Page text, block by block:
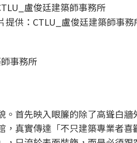
供：CTLU_盧俊廷建築師事務
事務所
首先映入眼簾的除了高聳白牆
真實傳達「不只建築專業者喜